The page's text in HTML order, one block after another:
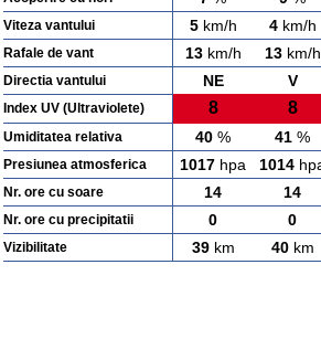
Viteza vantului 5km/h 4km/h
Rafale de vant 13km/h 13km/h
Directia vantului NE V
Index UV (Ultraviolete) 8 8
Umiditatea relativa 40 % 41 %
Presiunea atmosferica 1017 hpa 1014
Nr. ore cu soare 14 14
Nr. ore cu precipitatii 0 0
Vizibilitate 39km 40km